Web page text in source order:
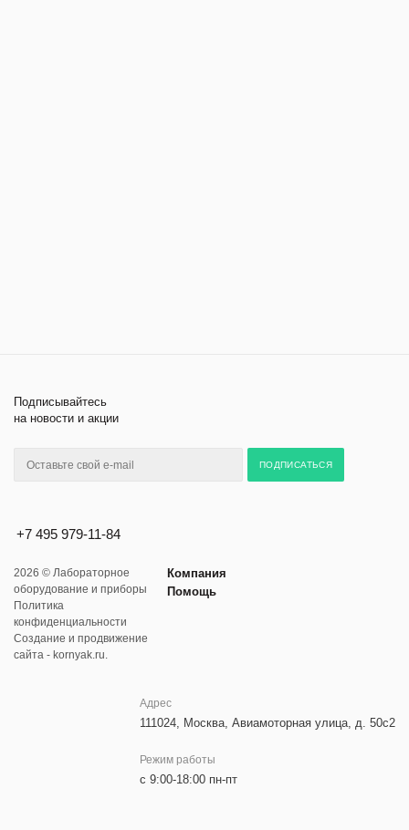
Подписывайтесь
на новости и акции
+7 495 979-11-84
2026 © Лабораторное
оборудование и приборы
Политика
конфиденциальности
Создание и продвижение
сайта - kornyak.ru.
Компания
Помощь
Адрес
111024, Москва, Авиамоторная улица, д. 50с2
Режим работы
с 9:00-18:00 пн-пт